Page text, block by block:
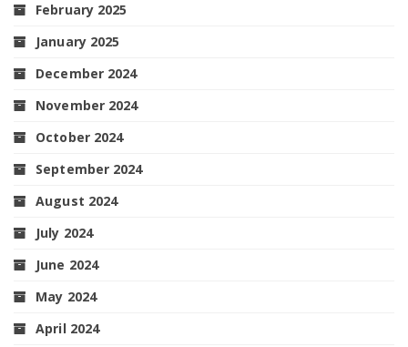
February 2025
January 2025
December 2024
November 2024
October 2024
September 2024
August 2024
July 2024
June 2024
May 2024
April 2024